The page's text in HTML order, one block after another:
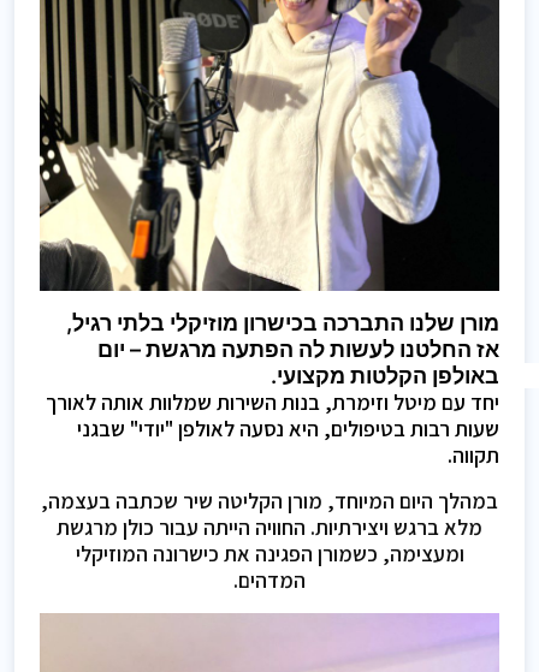
באולפן הקלטות מקצועי.
יחד עם מיטל וזימרת, בנות השירות שמלוות אותה לאורך
שעות רבות בטיפולים, היא נסעה לאולפן "יודי" שבגני
תקווה.
במהלך היום המיוחד, מורן הקליטה שיר שכתבה בעצמה,
מלא ברגש ויצירתיות. החוויה הייתה עבור כולן מרגשת
ומעצימה, כשמורן הפגינה את כישרונה המוזיקלי
המדהים.